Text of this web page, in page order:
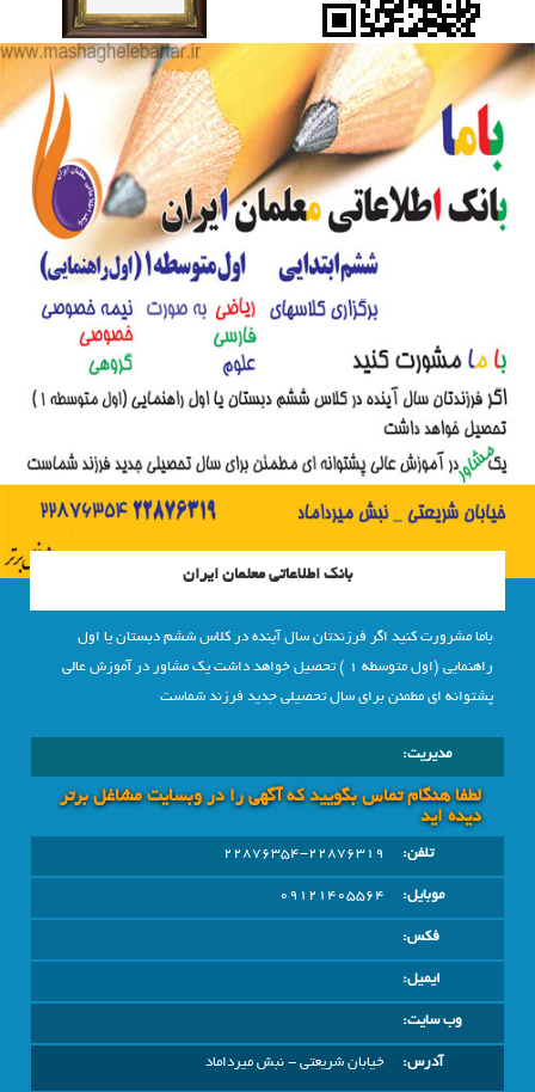
بانک اطلاعاتی معلمان ایران
باما مشرورت کنید اگر فرزندتان سال آینده در کلاس ششم دبستان یا اول
راهنمایی (اول متوسطه 1 ) تحصیل خواهد داشت یک مشاور در آموزش عالی
پشتوانه ای مطمئن برای سال تحصیلی جدید فرزند شماست
مدیریت:
لطفا هنگام تماس بگویید که آگهی را در وبسايت مشاغل برتر
دیده اید
تلفن:
22876354-22876319
موبایل:
09121405564
فکس:
ایمیل:
وب سایت:
آدرس:
خيابان شريعتي - نبش ميرداماد